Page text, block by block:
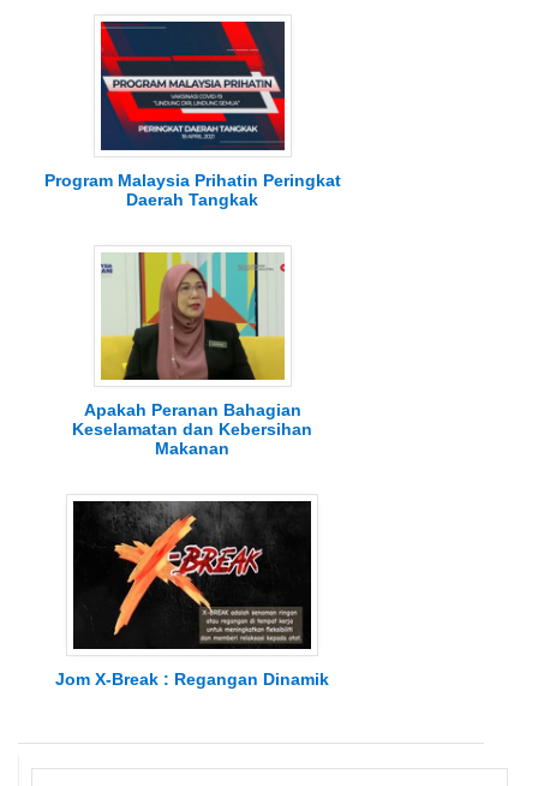
Program Malaysia Prihatin Peringkat
Daerah Tangkak
Apakah Peranan Bahagian
Keselamatan dan Kebersihan
Makanan
Jom X-Break : Regangan Dinamik